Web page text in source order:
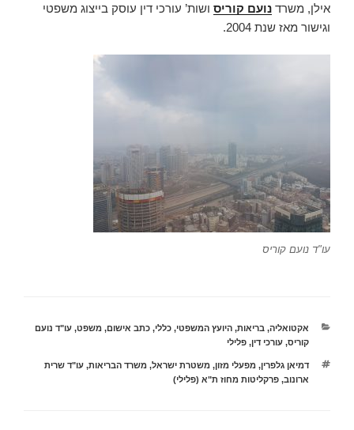
אילן, משרד נועם קוריס ושות’ עורכי דין עוסק בייצוג משפטי
וגישור מאז שנת 2004.
עו"ד נועם קוריס
קטגוריות
אקטואליה,בריאות,היועץ המשפטי,כללי,כתב אישום, משפט,עו"ד נועם
קוריס,עורכי דין,פלילי
תגיות
דמיאן גלפרין, מפעלי מזון, משטרת ישראל, משרד הבריאות,עו"ד שרית
ארונוב,פרקליטות מחוז ת"א (פלילי)